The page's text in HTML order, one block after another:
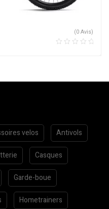
(0 Avis)
velos Antivols
Casques
Garde-boue
Hometrainers